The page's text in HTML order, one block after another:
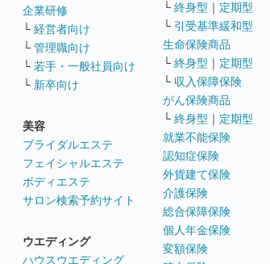
企業研修
└ 経営者向け
└ 管理職向け
└ 若手・一般社員向け
└ 新卒向け
美容
ブライダルエステ
フェイシャルエステ
ボディエステ
サロン検索予約サイト
ウエディング
ハウスウエディング
└ 終身型 ｜ 定期型
└ 引受基準緩和型
生命保険商品
└ 終身型 ｜ 定期型
└ 収入保障保険
がん保険商品
└ 終身型 ｜ 定期型
就業不能保険
認知症保険
外貨建て保険
介護保険
総合保障保険
個人年金保険
変額保険